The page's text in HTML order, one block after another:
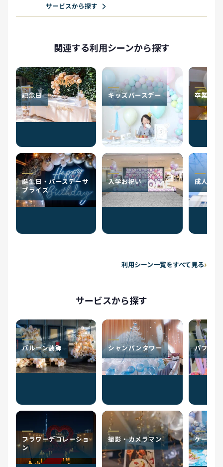
サービスから探す
関連する利用シーンから探す
記念日
誕生日・バースデーサ
プライズ
キッズバースデー
入学お祝い
卒業お祝
成人式
利用シーン一覧をすべて見る
サービスから探す
バルーン装飾
フラワーデコレーショ
ン
シャンパンタワー
撮影・カメラマン
パフォー
ケータリ